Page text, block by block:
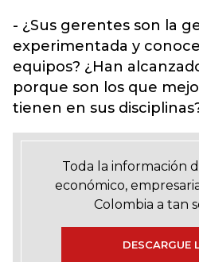
- ¿Sus gerentes son la
experimentada y
equipos? ¿Han
porque son los que
tienen en sus
Toda la información
económico,
Colombia a tan
DESCARGUE